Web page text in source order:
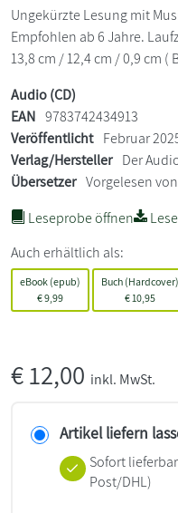
Ungekürzte Lesung mit
Empfohlen ab 6 Jahre.
13,8 cm / 12,4 cm / 0,9 cm (
Audio (CD)
EAN 9783742434913
Veröffentlicht Februar
Verlag/Hersteller Der
Übersetzer Vorgelesen
Leseprobe öffnen
Auch erhältlich als:
eBook (epub)
€9,99
Buch (Hardcover)
€10,95
€12,00 inkl. MwSt.
Artikel liefern
Sofort lieferbar
Post/DHL)